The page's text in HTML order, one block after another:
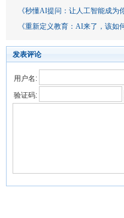
《秒懂AI提问：让人工智能成为
《重新定义教育：AI来了，该如
发表评论
用户名:
验证码: